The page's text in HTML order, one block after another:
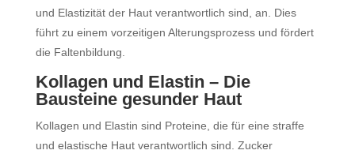
und Elastizität der Haut verantwortlich sind, an. Dies
führt zu einem vorzeitigen Alterungsprozess und fördert
die Faltenbildung.
Kollagen und Elastin – Die
Bausteine gesunder Haut
Kollagen und Elastin sind Proteine, die für eine straffe
und elastische Haut verantwortlich sind. Zucker